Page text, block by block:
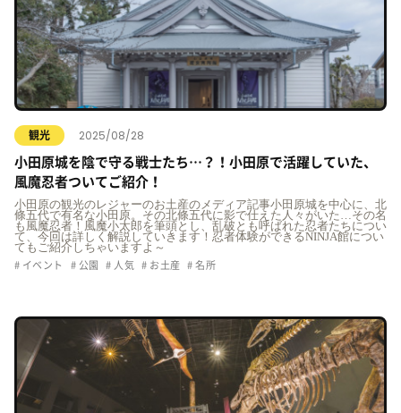
観光 2025/08/28
小田原城を陰で守る戦士たち…？！小田原で活躍していた、
風魔忍者ついてご紹介！
小田原の観光のレジャーのお土産のメディア記事小田原城を中心に、北
條五代で有名な小田原。その北條五代に影で仕えた人々がいた…その名
も風魔忍者！風魔小太郎を筆頭とし、乱破とも呼ばれた忍者たちについ
て、今回は詳しく解説していきます！忍者体験ができるNINJA館につい
てもご紹介しちゃいますよ～
イベント 公園 人気 お土産 名所